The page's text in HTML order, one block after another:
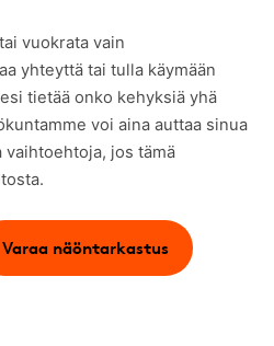
vuokrata vain
yhteyttä tai tulla käymään
tietää onko kehyksiä yhä
voi aina auttaa sinua
vaihtoehtoja, jos tämä
Varaa näöntarkastus